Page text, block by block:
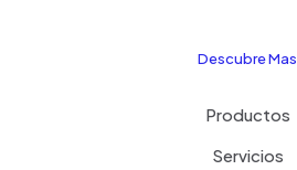
Descubre Mas
Productos
Servicios